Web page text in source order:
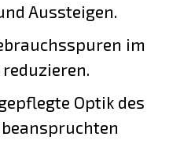
Aussteigen.
im
Optik des